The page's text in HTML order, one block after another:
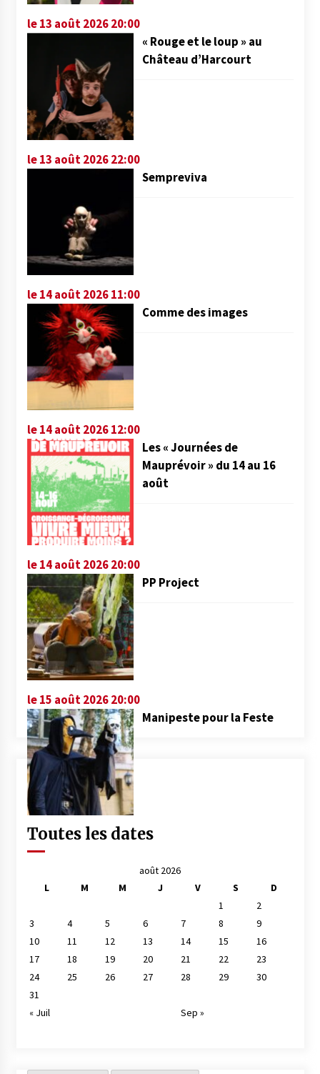
le 13 août 2026 20:00
« Rouge et le loup » au
Château d’Harcourt
le 13 août 2026 22:00
Sempreviva
le 14 août 2026 11:00
Comme des images
le 14 août 2026 12:00
Les « Journées de
Mauprévoir » du 14 au 16
août
le 14 août 2026 20:00
PP Project
le 15 août 2026 20:00
Manipeste pour la Feste
Toutes les dates
août 2026
L
M M J V S
D
1
2
3
4 5 6 7 8
9
10
11 12 13 14 15
16
17
18 19 20 21 22
23
24
25 26 27 28 29
30
31
« Juil
Sep »